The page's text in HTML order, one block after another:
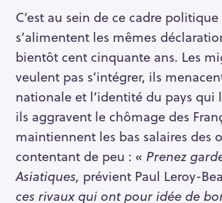
C’est au sein de ce cadre
s’alimentent les mêmes
bientôt cent cinquante ans. Les
veulent pas s’intégrer, ils
nationale et l’identité du pays qui
ils aggravent le chômage des
maintiennent les bas salaires des
contentant de peu : « Prenez
Asiatiques, prévient Paul Leroy-
ces rivaux qui ont pour idée de